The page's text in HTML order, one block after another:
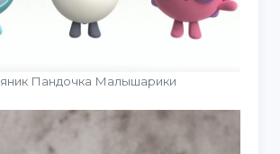
Пандочка Малышарики